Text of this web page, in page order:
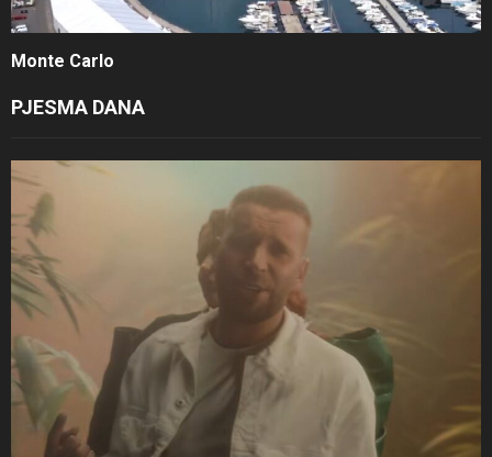
Monte Carlo
PJESMA DANA